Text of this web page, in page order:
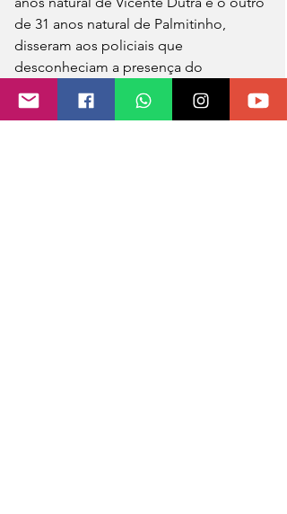
de 31 anos natural de Palmitinho,
disseram aos policiais que
desconheciam a presença do
agrotóxico dentro do carro e tão
pouco conheciam o motorista, que